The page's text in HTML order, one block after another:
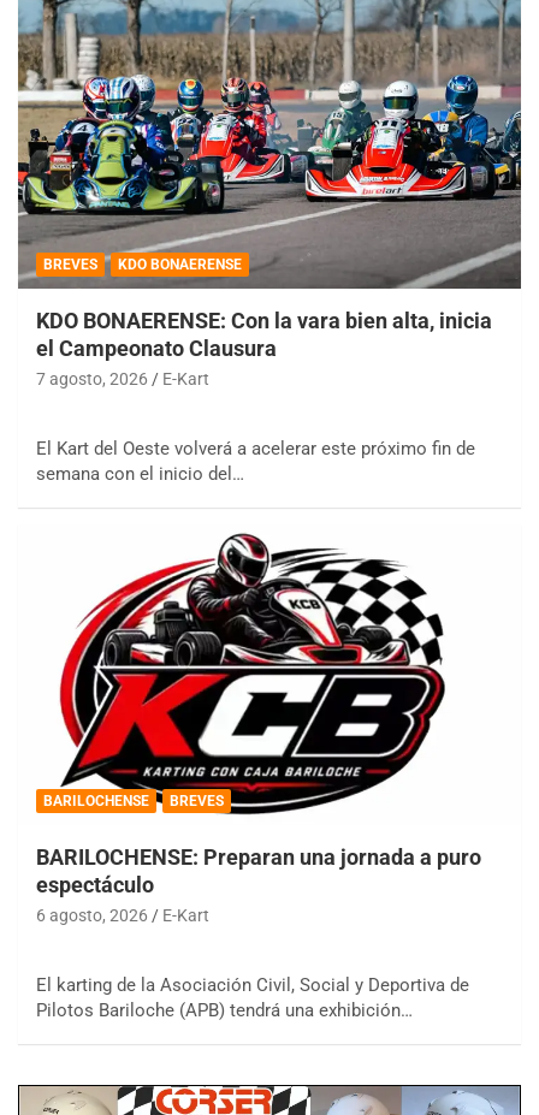
BREVES KDO BONAERENSE
KDO BONAERENSE: Con la vara bien alta, inicia
el Campeonato Clausura
7 agosto, 2026 E-Kart
El Kart del Oeste volverá a acelerar este próximo fin de
semana con el inicio del…
BARILOCHENSE BREVES
BARILOCHENSE: Preparan una jornada a puro
espectáculo
6 agosto, 2026 E-Kart
El karting de la Asociación Civil, Social y Deportiva de
Pilotos Bariloche (APB) tendrá una exhibición…